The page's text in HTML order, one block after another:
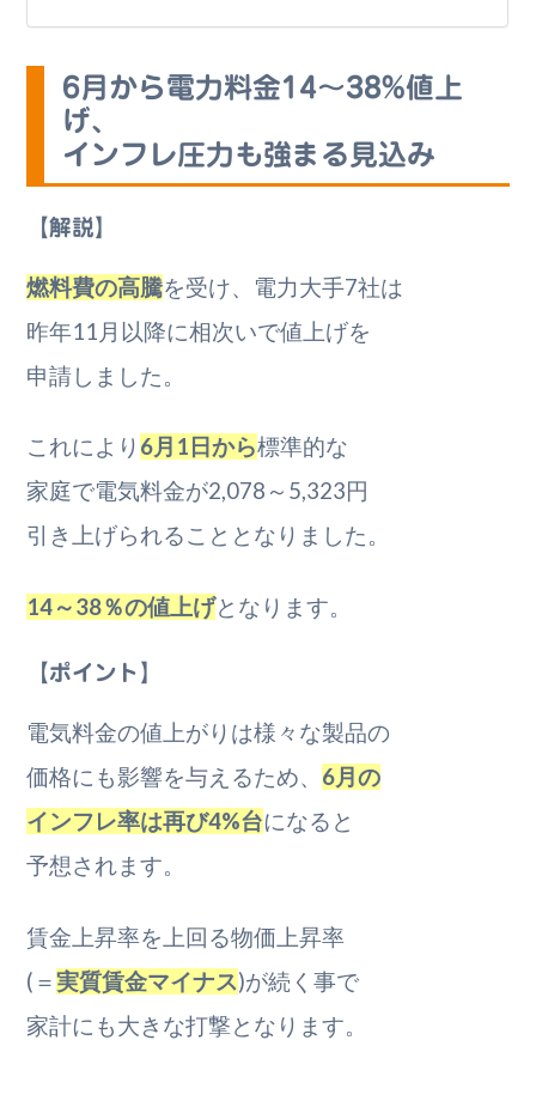
6月から電力料金14～38%値上
げ、
インフレ圧力も強まる見込み
【解説】
燃料費の高騰を受け、電力大手7社は
昨年11月以降に相次いで値上げを
申請しました。
これにより 6月1日から標準的な
家庭で電気料金が2,078～5,323円
引き上げられることとなりました。
14～38％の値上げとなります。
【ポイント】
電気料金の値上がりは様々な製品の
価格にも影響を与えるため、 6月の
インフレ率は再び4%台になると
予想されます。
賃金上昇率を上回る物価上昇率
(＝実質賃金マイナス)が続く事で
家計にも大きな打撃となります。